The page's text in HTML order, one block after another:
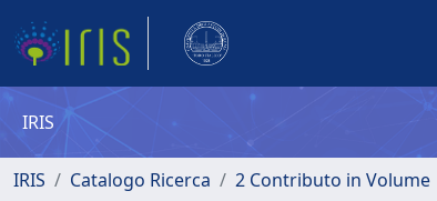
IRIS
IRIS Catalogo Ricerca 2 Contributo in Volume